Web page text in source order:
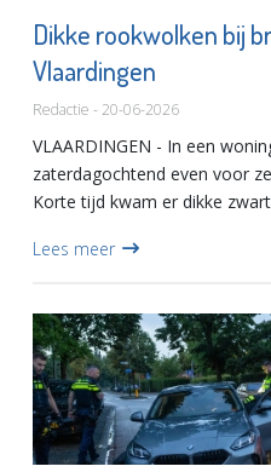
Dikke rookwolken bij
Vlaardingen
Redactie - 20-06-2026
VLAARDINGEN - In een
zaterdagochtend even voor
Korte tijd kwam er dikke
opgeschaald...
Lees meer